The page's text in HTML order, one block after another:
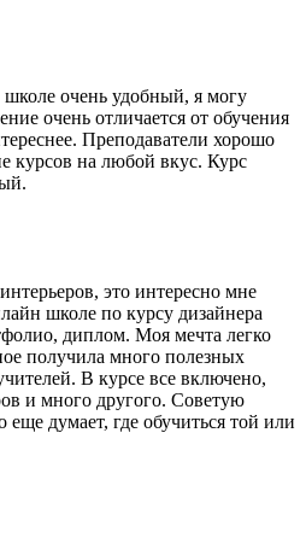
очень удобный, я могу
очень отличается от обучения
Преподаватели хорошо
курсов на любой вкус. Курс
это интересно мне
школе по курсу дизайнера
диплом. Моя мечта легко
получила много полезных
В курсе все включено,
и много другого. Советую
еще думает, где обучиться той или